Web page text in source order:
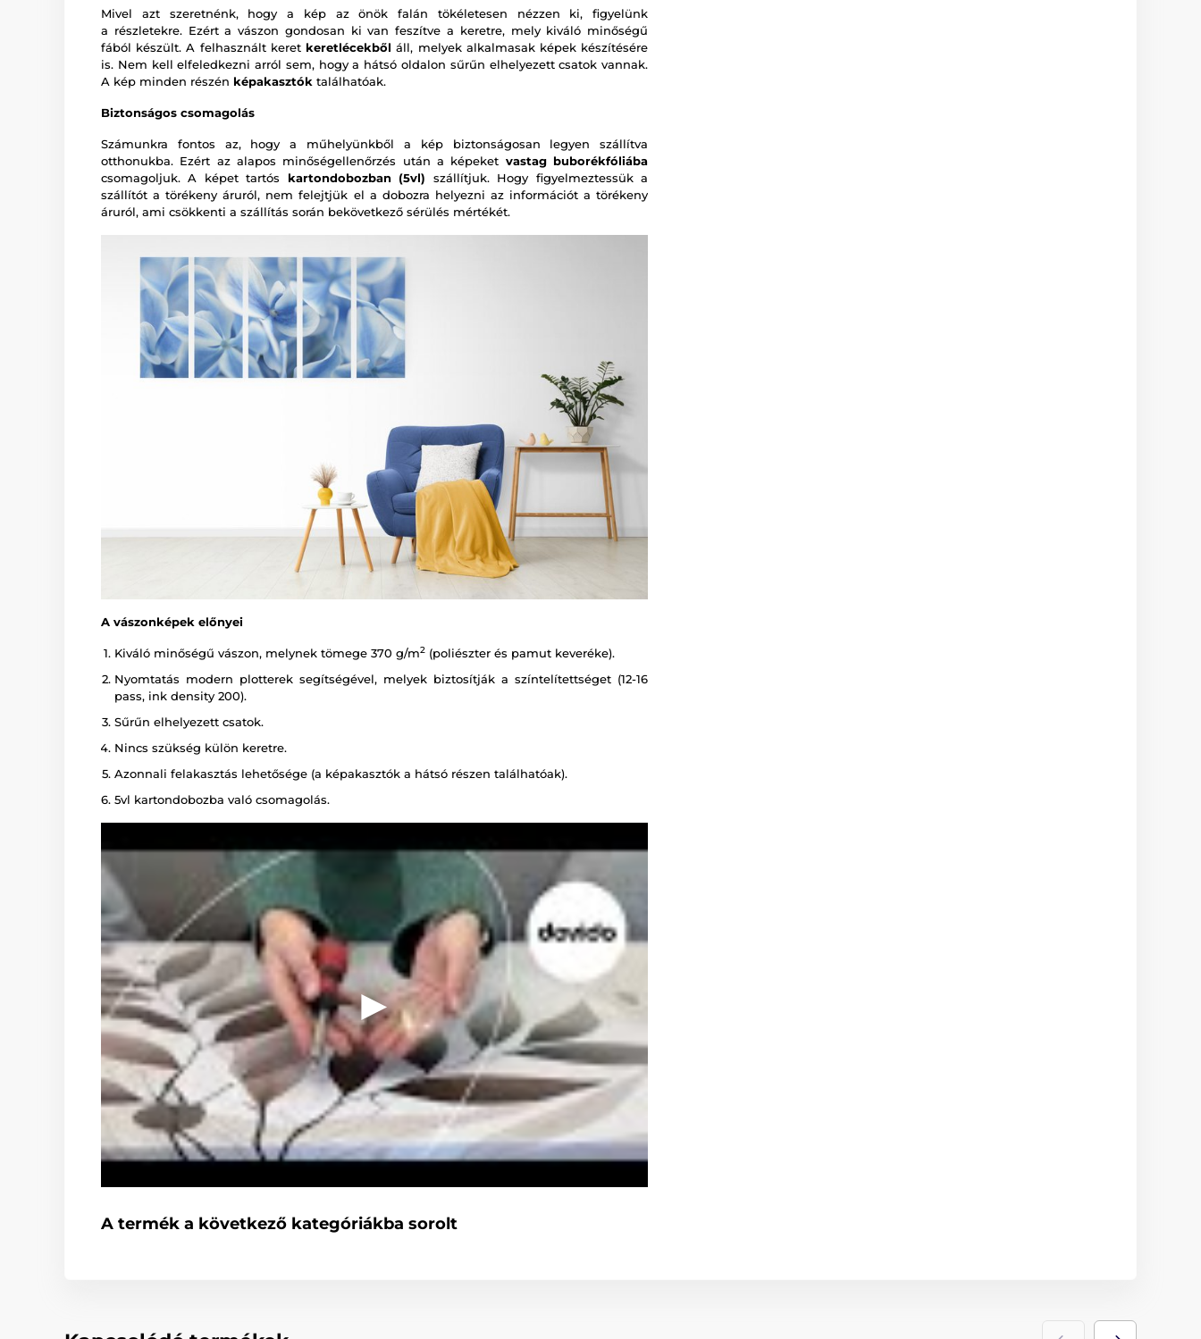
Mivel azt szeretnénk, hogy a kép az önök falán tökéletesen nézzen ki, figyelünk
a részletekre. Ezért a vászon gondosan ki van feszítve a keretre, mely kiváló minőségű
fából készült. A felhasznált keret keretlécekből áll, melyek alkalmasak képek készítésére
is. Nem kell elfeledkezni arról sem, hogy a hátsó oldalon sűrűn elhelyezett csatok vannak.
A kép minden részén képakasztók találhatóak.
Biztonságos csomagolás
Számunkra fontos az, hogy a műhelyünkből a kép biztonságosan legyen szállítva
otthonukba. Ezért az alapos minőségellenőrzés után a képeket vastag buborékfóliába
csomagoljuk. A képet tartós kartondobozban (5vl) szállítjuk. Hogy figyelmeztessük a
szállítót a törékeny áruról, nem felejtjük el a dobozra helyezni az információt a törékeny
áruról, ami csökkenti a szállítás során bekövetkező sérülés mértékét.
A vászonképek előnyei
Kiváló minőségű vászon, melynek tömege 370 g/m2 (poliészter és pamut keveréke).
Nyomtatás modern plotterek segítségével, melyek biztosítják a színtelítettséget (12-16
pass, ink density 200).
Sűrűn elhelyezett csatok.
Nincs szükség külön keretre.
Azonnali felakasztás lehetősége (a képakasztók a hátsó részen találhatóak).
5vl kartondobozba való csomagolás.
A termék a következő kategóriákba sorolt